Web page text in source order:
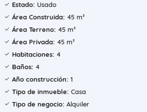
Estado: Usado
Área Construida: 45 m²
Área Terreno: 45 m²
Área Privada: 45 m²
Habitaciones: 4
Baños: 4
Año construcción: 1
Tipo de inmueble: Casa
Tipo de negocio: Alquiler